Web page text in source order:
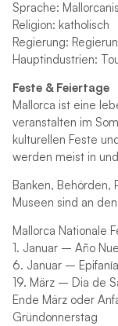
Sprache:
Religion: katholisch
Regierung:
Hauptindustrien:
Feste & Feiertage
Mallorca ist eine
veranstalten im
kulturellen Feste
werden meist in
Banken, Behörden,
Museen sind an
Mallorca Nationale
1. Januar – Año
6. Januar –
19. März – Dia de
Ende März oder
Gründonnerstag